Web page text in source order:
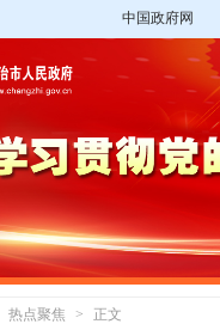
中国政府网
热点聚焦 > 正文